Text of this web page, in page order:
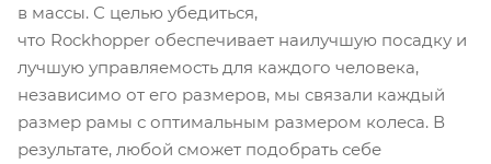
в массы. С целью убедиться,
что Rockhopper обеспечивает наилучшую посадку и
лучшую управляемость для каждого человека,
независимо от его размеров, мы связали каждый
размер рамы с оптимальным размером колеса. В
результате, любой сможет подобрать себе